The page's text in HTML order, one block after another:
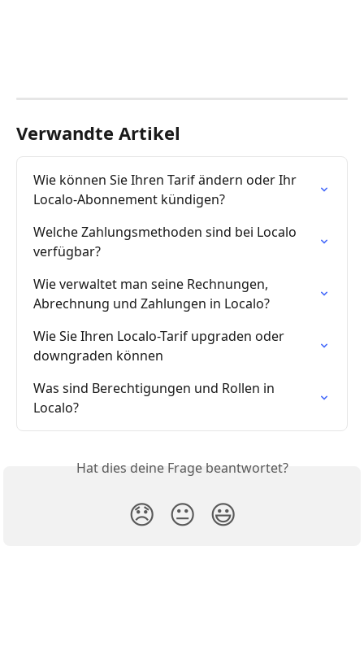
Verwandte Artikel
Wie können Sie Ihren Tarif ändern oder Ihr
Localo-Abonnement kündigen?
Welche Zahlungsmethoden sind bei Localo
verfügbar?
Wie verwaltet man seine Rechnungen,
Abrechnung und Zahlungen in Localo?
Wie Sie Ihren Localo-Tarif upgraden oder
downgraden können
Was sind Berechtigungen und Rollen in
Localo?
Hat dies deine Frage beantwortet?
😞 😐 😃